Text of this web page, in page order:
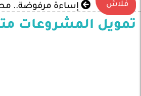
فلاش إساءة مرفوضة..
تمويل المشروعات